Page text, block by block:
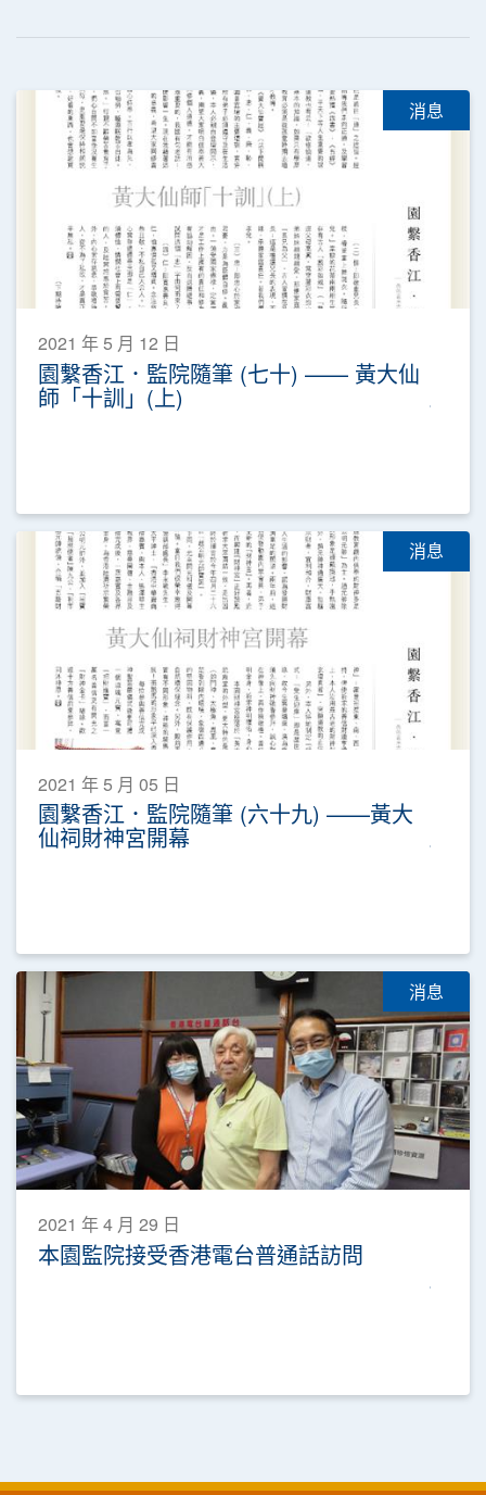
消息
2021 年 5 月 12 日
園繫香江．監院隨筆 (七十) —— 黃大仙
師「十訓」(上)
消息
2021 年 5 月 05 日
園繫香江．監院隨筆 (六十九) ——黃大
仙祠財神宮開幕
消息
2021 年 4 月 29 日
本園監院接受香港電台普通話訪問